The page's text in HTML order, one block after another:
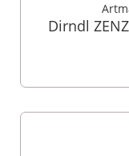
Dirndl